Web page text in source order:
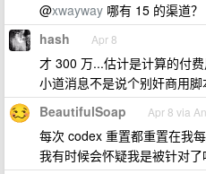
@xwayway 哪有 15 的渠道？
hash Apr 8
才 300 万...估计是计算的付
小道消息不是说个别奸商用
BeautifulSoap Apr 8 via
每次 codex 重置都重置在我
我有时候会怀疑我是被针对